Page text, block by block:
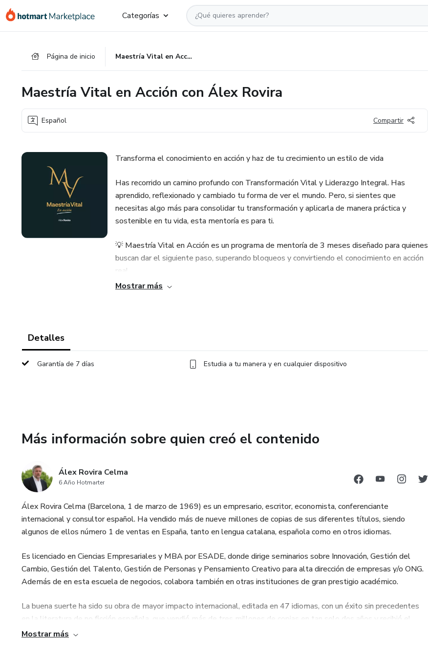
Categorías
Página de inicio Maestría Vital en Acción con Álex Rovira
Maestría Vital en Acción con Álex Rovira
Español Compartir
Transforma el conocimiento en acción y haz de tu crecimiento un estilo de vida
Has recorrido un camino profundo con Transformación Vital y Liderazgo Integral. Has
aprendido, reflexionado y cambiado tu forma de ver el mundo. Pero, si sientes que
necesitas algo más para consolidar tu transformación y aplicarla de manera práctica y
sostenible en tu vida, esta mentoría es para ti.
💡 Maestría Vital en Acción es un programa de mentoría de 3 meses diseñado para quienes
buscan dar el siguiente paso, superando bloqueos y convirtiendo el conocimiento en acción
real.
crecimiento única.
compañeros comprometidos con su desarrollo.
Mostrar más
Detalles
Garantía de 7 días Estudia a tu manera y en cualquier dispositivo
Más información sobre quien creó el contenido
Álex Rovira Celma
6 Año Hotmarter
Álex Rovira Celma (Barcelona, 1 de marzo de 1969) es un empresario, escritor, economista, conferenciante
internacional y consultor español. Ha vendido más de nueve millones de copias de sus diferentes títulos, siendo
algunos de ellos número 1 de ventas en España, tanto en lengua catalana, española como en otros idiomas.
Es licenciado en Ciencias Empresariales y MBA por ESADE, donde dirige seminarios sobre Innovación, Gestión del
Cambio, Gestión del Talento, Gestión de Personas y Pensamiento Creativo para alta dirección de empresas y/o ONG.
Además de en esta escuela de negocios, colabora también en otras instituciones de gran prestigio académico.
La buena suerte ha sido su obra de mayor impacto internacional, editada en 47 idiomas, con un éxito sin precedentes
en la literatura de no ficción española, que vendió más de tres millones de copias en tan solo dos años y recibió el
premio al mejor libro del año en Japón en 2004 por unanimidad de crítica, público y profesionales del sector editorial.2​
Mostrar más